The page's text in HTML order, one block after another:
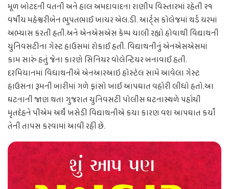
મૂળ બોટદની વતની અને હાલ અમદાવાદના રાણીપ વિસ્તારમાં રહેતી ૨૧
વર્ષીય મહેશ્વરીબેન ભુપતભાઈ ખાચર એલ.ડી. આર્ટ્સ કોલેજમાં થર્ડ યરમાં
અભ્યાસ કરતી હતી.અને એનએસએસ કેમ્પ ચાલી રહ્યો હોવાથી વિદ્યાથની
યુનિવસટીના ગેસ્ટ હાઉસમાં રોકાઈ હતી. વિદ્યાથનીનું એનએસએસમાં
કામ સારું હતું જેના કારણે સિનિયર વોલેન્ટિયર બનાવાઈ હતી.
દરમિયાનમાં વિધાથનીએ એનઆરઆઇ હોસ્ટેલ સામે આવેલા ગેસ્ટ
હાઉસના રૂમની બારીમાં ગળે ફાંસો ખાઈ આપઘાત વહોરી લીધો હતો.આ
ઘટનાની જાણ થતા ગુજરાત યુનિવસટી પોલીસ ઘટનાસ્થળે પહોંચી
મૃતદેહને પીએમ અર્થે ખસેડી વિદ્યાથનીએ કયા કારણ વશ આપઘાત કર્યો
તેની તાપસ કરવામાં આવી રહી છે.